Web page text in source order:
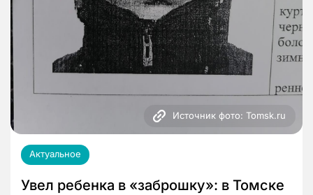
Источник фото: Tomsk.ru
Актуальное
Увел ребенка в «заброшку»: в Томске